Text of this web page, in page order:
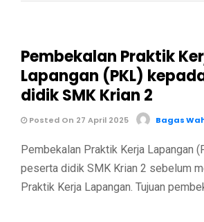
Pembekalan Praktik
Lapangan (PKL)
didik SMK Krian 2
Posted On 27 April 2025 Bagas
Pembekalan Praktik Kerja Lapangan
peserta didik SMK Krian 2 sebelum
Praktik Kerja Lapangan. Tujuan